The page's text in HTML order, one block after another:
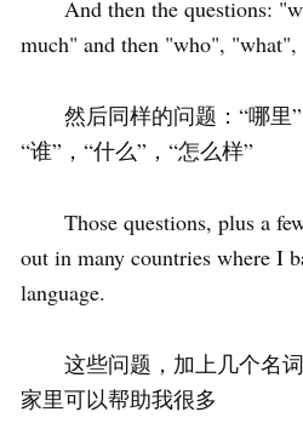
And then the questions:
much" and then "who",
然后同样的问题：“哪里”
“谁”，“什么”，“怎么样”
Those questions, plus a few
out in many countries where I
language.
这些问题，加上几个名词
家里可以帮助我很多